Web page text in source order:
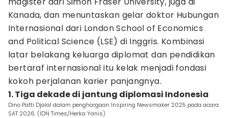
Kanada, dan menuntaskan gelar doktor Hubungan
Internasional dari London School of Economics
and Political Science (LSE) di Inggris. Kombinasi
latar belakang keluarga diplomat dan pendidikan
bertaraf internasional itu kelak menjadi fondasi
kokoh perjalanan karier panjangnya.
1. Tiga dekade di jantung diplomasi Indonesia
Dino Patti Djalal dalam penghargaan Inspiring Newsmaker 2025 pada acara
SAT 2026. (IDN Times/Herka Yanis)